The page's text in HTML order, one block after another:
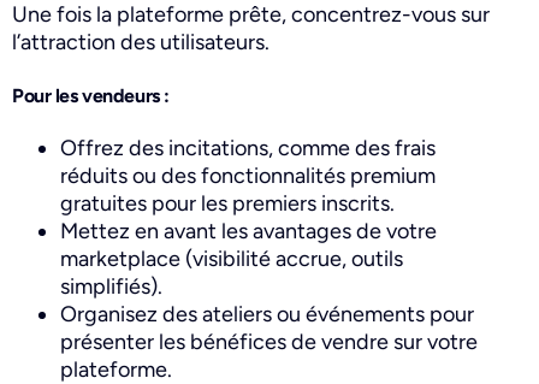
Une fois la plateforme prête, concentrez-vous sur
l’attraction des utilisateurs.
Pour les vendeurs :
Offrez des incitations, comme des frais
réduits ou des fonctionnalités premium
gratuites pour les premiers inscrits.
Mettez en avant les avantages de votre
marketplace (visibilité accrue, outils
simplifiés).
Organisez des ateliers ou événements pour
présenter les bénéfices de vendre sur votre
plateforme.